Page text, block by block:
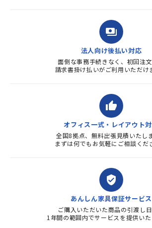
payments
法人向け後払い対応
面倒な事務手続きなく、初回注
請求書掛け払いがご利用いただけ
thumb_up
オフィス一式・レイアウト
全国8拠点、無料出張見積いたしま
まずは何でもお気軽にご相談くだ
verified_user
あんしん家具保証サービス
ご購入いただいた商品の引渡し
1年間の範囲内でサービスを提供いた